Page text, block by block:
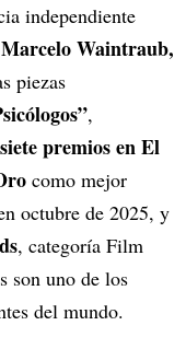
independiente
Marcelo Waintraub,
piezas
,
siete premios en El
como mejor
octubre de 2025, y
, categoría Film
son uno de los
del mundo.